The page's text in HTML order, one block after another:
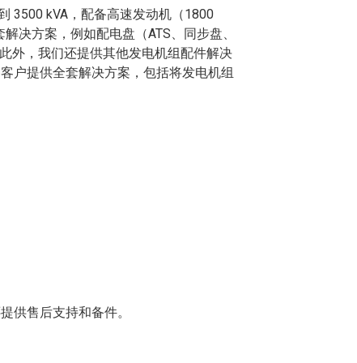
3500 kVA，配备高速发动机（1800
决方案，例如配电盘​​（ATS、同步盘、
外，我们还提供其他发电机组配件解决
户提供全套解决方案，包括将发电机组
供售后支持和备件。